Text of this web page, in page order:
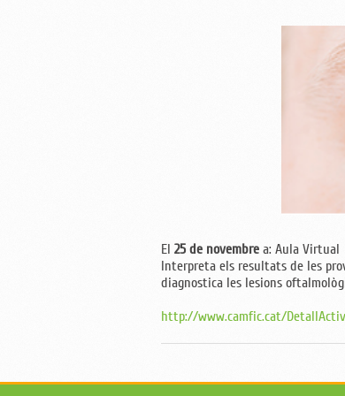
El 25 de novembre a: Aula Virtual
Interpreta els resultats de les
diagnostica les lesions
http://www.camfic.cat/